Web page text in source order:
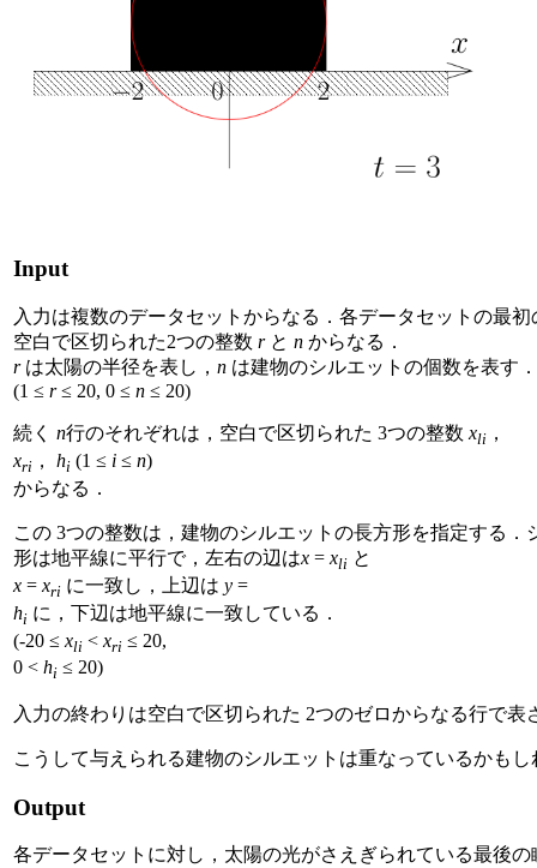
Input
入力は複数のデータセットからなる．各データセットの最初
空白で区切られた2つの整数 rと n からなる．
rは太陽の半径を表し， n は建物のシルエットの個数を表す．
(1 ≤ r≤ 20, 0 ≤ n ≤ 20)
続く n行のそれぞれは，空白で区切られた 3つの整数 xli ，
xri ， hi (1 ≤ i ≤ n)
からなる．
この 3つの整数は，建物のシルエットの長方形を指定する．
形は地平線に平行で，左右の辺はx = xli と
x = xri に一致し，上辺は y =
hi に，下辺は地平線に一致している．
(-20 ≤ xli < xri ≤ 20,
0 < hi ≤ 20)
入力の終わりは空白で区切られた 2つのゼロからなる行で表
こうして与えられる建物のシルエットは重なっているかも
Output
各データセットに対し，太陽の光がさえぎられている最後の